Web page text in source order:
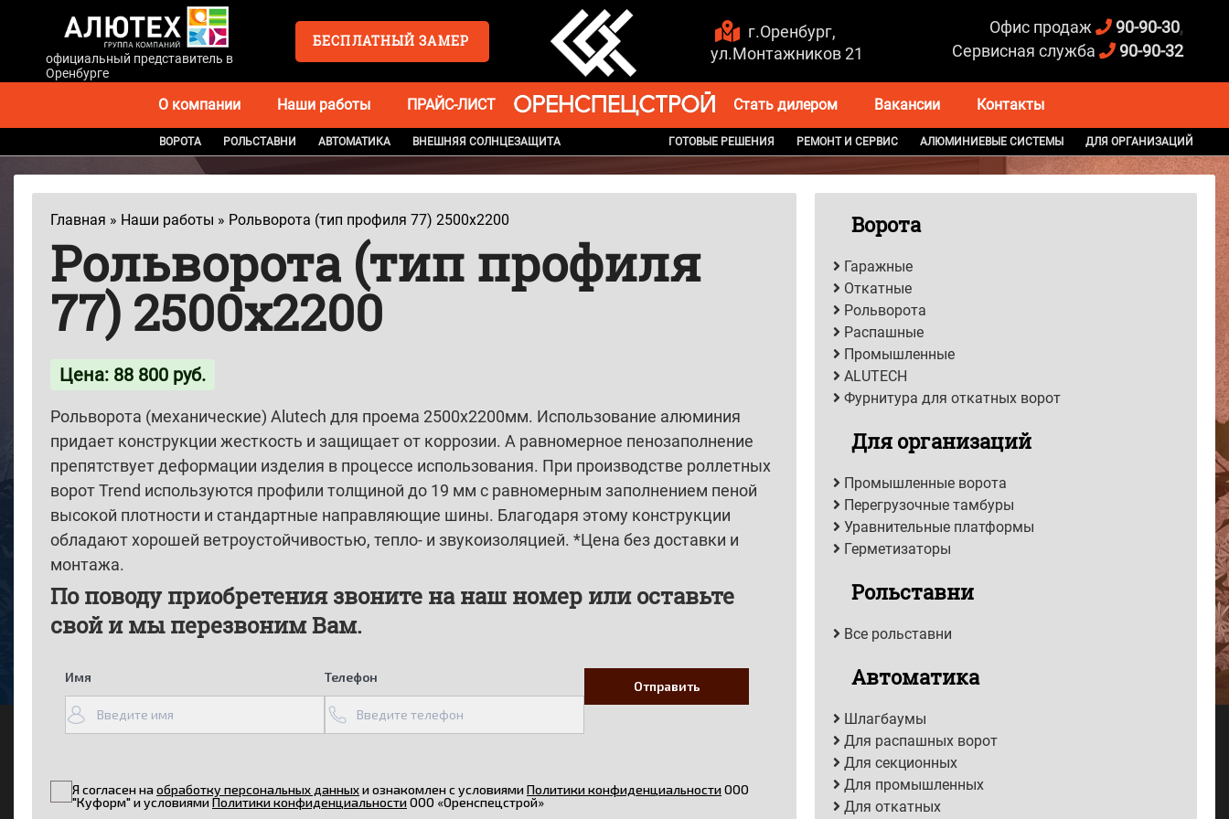
официальный представитель в
Оренбурге
г.Оренбург,
ул.Монтажников 21
Офис продаж 90-90-30,
Сервисная служба
90-90-32
О компании Наши работы ПРАЙС-ЛИСТ Стать дилером Вакансии Контакты
ВОРОТА РОЛЬСТАВНИ АВТОМАТИКА ВНЕШНЯЯ СОЛНЦЕЗАЩИТА ГОТОВЫЕ РЕШЕНИЯ РЕМОНТ И СЕРВИС АЛЮМИНИЕВЫЕ СИСТЕМЫ ДЛЯ ОРГАНИЗАЦИЙ
Главная » Наши работы » Рольворота (тип профиля 77) 2500х2200
Рольворота (тип профиля
77) 2500х2200
Цена: 88 800 руб.
Рольворота (механические) Alutech для проема 2500х2200мм. Использование алюминия
придает конструкции жесткость и защищает от коррозии. А равномерное пенозаполнение
препятствует деформации изделия в процессе использования. При производстве роллетных
ворот Trend используются профили толщиной до 19 мм с равномерным заполнением пеной
высокой плотности и стандартные направляющие шины. Благодаря этому конструкции
обладают хорошей ветроустойчивостью, тепло- и звукоизоляцией. *Цена без доставки и
монтажа.
По поводу приобретения звоните на наш номер или оставьте
свой и мы перезвоним Вам.
Имя Телефон
Я согласен наобработку персональных данныхи ознакомлен с условиямиПолитики конфиденциальностиООО
"Куформ" и условиямиПолитики конфиденциальностиООО «Оренспецстрой»
Ворота
Гаражные
Откатные
Рольворота
Распашные
Промышленные
ALUTECH
Фурнитура для откатных ворот
Для организаций
Промышленные ворота
Перегрузочные тамбуры
Уравнительные платформы
Герметизаторы
Рольставни
Все рольставни
Автоматика
Шлагбаумы
Для распашных ворот
Для секционных
Для промышленных
Для откатных